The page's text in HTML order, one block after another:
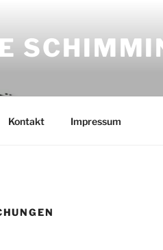
Kontakt Impressum